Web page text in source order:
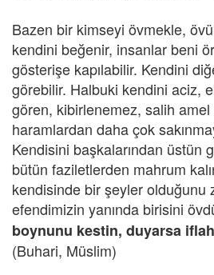
Bazen bir kimseyi övmekle,
kendini beğenir, insanlar beni
gösterişe kapılabilir. Kendini
görebilir. Halbuki kendini aciz,
gören, kibirlenemez, salih
haramlardan daha çok
Kendisini başkalarından üstün
bütün faziletlerden mahrum
kendisinde bir şeyler olduğunu
efendimizin yanında birisini
boynunu kestin, duyarsa
(Buhari, Müslim)